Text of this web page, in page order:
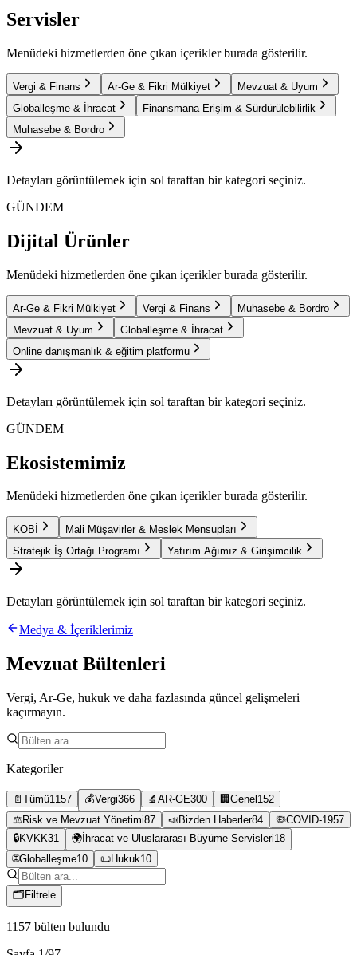
Servisler
Menüdeki hizmetlerden öne çıkan içerikler burada gösterilir.
Vergi & Finans Ar-Ge & Fikri Mülkiyet
Mevzuat & Uyum
Globalleşme & İhracat
Finansmana Erişim & Sürdürülebilirlik
Muhasebe & Bordro
Detayları görüntülemek için sol taraftan bir kategori seçiniz.
GÜNDEM
Dijital Ürünler
Menüdeki hizmetlerden öne çıkan içerikler burada gösterilir.
Ar-Ge & Fikri Mülkiyet Vergi & Finans
Muhasebe & Bordro
Mevzuat & Uyum
Globalleşme & İhracat
Online danışmanlık & eğitim platformu
Detayları görüntülemek için sol taraftan bir kategori seçiniz.
GÜNDEM
Ekosistemimiz
Menüdeki hizmetlerden öne çıkan içerikler burada gösterilir.
KOBİ
Mali Müşavirler & Meslek Mensupları
Stratejik İş Ortağı Programı
Yatırım Ağımız & Girişimcilik
Detayları görüntülemek için sol taraftan bir kategori seçiniz.
Medya & İçeriklerimiz
Mevzuat Bültenleri
Vergi, Ar-Ge, hukuk ve daha fazlasında güncel gelişmeleri
kaçırmayın.
Kategoriler
📄 Tümü1157 💰Vergi366 🔬 AR-GE300 🏢 Genel 152
⚖️ Risk ve Mevzuat Yönetimi87 📣Bizden Haberler84 🦠COVID-1957
🔒KVKK31 🌍 İhracat ve Uluslararası Büyüme Servisleri18
🌐Globalleşme10 📜Hukuk10
🗂 Filtrele
1157 bülten bulundu